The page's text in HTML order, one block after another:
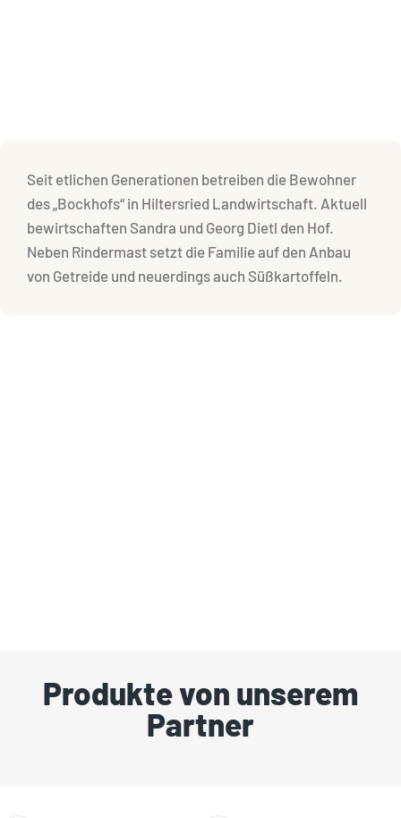
Seit etlichen Generationen betreiben die Bewohner
des „Bockhofs“ in Hiltersried Landwirtschaft. Aktuell
bewirtschaften Sandra und Georg Dietl den Hof.
Neben Rindermast setzt die Familie auf den Anbau
von Getreide und neuerdings auch Süßkartoffeln.
Produkte von unserem
Partner